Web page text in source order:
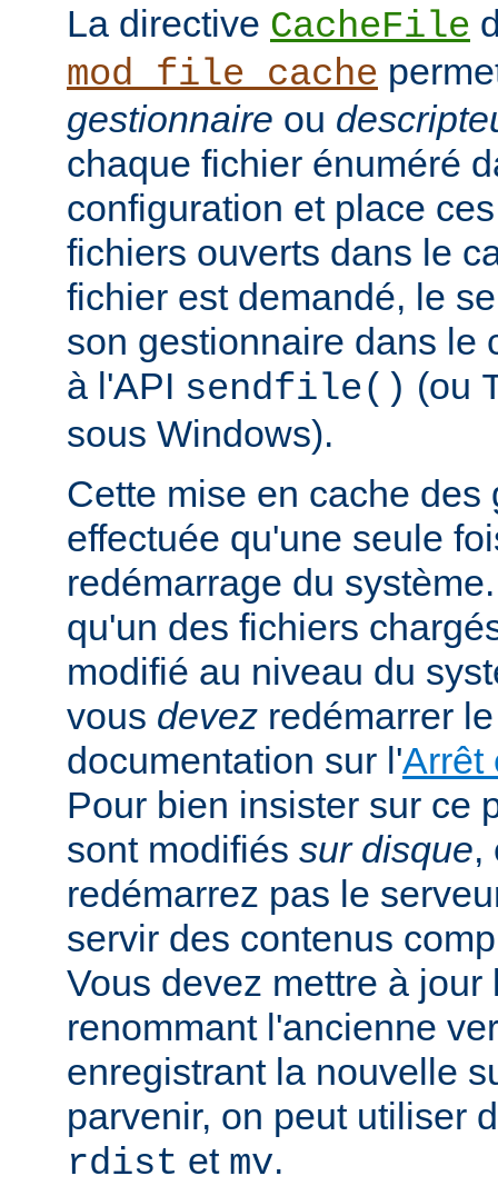
La directive CacheFile
mod_file_cache
gestionnaire ou
chaque fichier énuméré
configuration et place
fichiers ouverts dans le
fichier est demandé, le
son gestionnaire dans le
à l'API sendfile() (ou
sous Windows).
Cette mise en cache des
effectuée qu'une seule
redémarrage du
qu'un des fichiers
modifié au niveau du
vous devez redémarrer
documentation sur l'Arrêt
Pour bien insister sur ce
sont modifiés sur disque,
redémarrez pas le
servir des contenus
Vous devez mettre à jour
renommant l'ancienne
enregistrant la nouvelle
parvenir, on peut utiliser
rdist et mv.